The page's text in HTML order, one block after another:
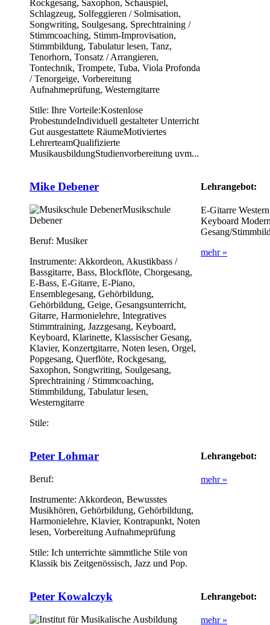
Rockgesang, Saxophon, Schauspiel,
Schlagzeug, Solfeggieren / Solmisation,
Songwriting, Soulgesang, Sprechtraining /
Stimmcoaching, Stimm-Improvisation,
Stimmbildung, Tabulatur lesen, Tanz,
Tenorhorn, Tonsatz / Arrangieren,
Tontechnik, Trompete, Tuba, Viola Profonda
/ Tenorgeige, Vorbereitung
Aufnahmeprüfung, Westerngitarre
Stile: Ihre Vorteile:Kostenlose
ProbestundeIndividuell gestalteter Unterricht
Gut ausgestattete RäumeMotiviertes
LehrerteamQualifizierte
MusikausbildungStudienvorbereitung uvm...
Mike Debener
Musikschule
Debener
Beruf: Musiker
Instrumente: Akkordeon, Akustikbass /
Bassgitarre, Bass, Blockflöte, Chorgesang,
E-Bass, E-Gitarre, E-Piano,
Ensemblegesang, Gehörbildung,
Gehörbildung, Geige, Gesangsunterricht,
Gitarre, Harmonielehre, Integratives
Stimmtraining, Jazzgesang, Keyboard,
Keyboard, Klarinette, Klassischer Gesang,
Klavier, Konzertgitarre, Noten lesen, Orgel,
Popgesang, Querflöte, Rockgesang,
Saxophon, Songwriting, Soulgesang,
Sprechtraining / Stimmcoaching,
Stimmbildung, Tabulatur lesen,
Westerngitarre
Stile:
Lehrangebot:
E-Gitarre
Keyboard
Gesang/
mehr »
Peter Lohmar
Beruf:
Instrumente: Akkordeon, Bewusstes
Musikhören, Gehörbildung, Gehörbildung,
Harmonielehre, Klavier, Kontrapunkt, Noten
lesen, Vorbereitung Aufnahmeprüfung
Stile: Ich unterrichte sämmtliche Stile von
Klassik bis Zeitgenössisch, Jazz und Pop.
Lehrangebot:
mehr »
Peter Kowalczyk Lehrangebot:
mehr »